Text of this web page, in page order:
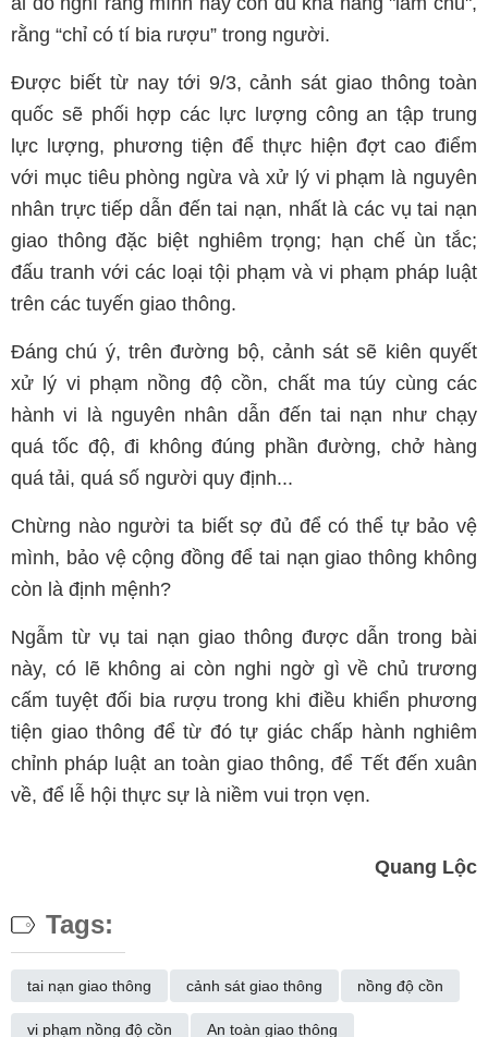
rằng “chỉ có tí bia rượu” trong người.
Được biết từ nay tới 9/3, cảnh sát giao thông toàn
quốc sẽ phối hợp các lực lượng công an tập trung
lực lượng, phương tiện để thực hiện đợt cao điểm
với mục tiêu phòng ngừa và xử lý vi phạm là nguyên
nhân trực tiếp dẫn đến tai nạn, nhất là các vụ tai nạn
giao thông đặc biệt nghiêm trọng; hạn chế ùn tắc;
đấu tranh với các loại tội phạm và vi phạm pháp luật
trên các tuyến giao thông.
Đáng chú ý, trên đường bộ, cảnh sát sẽ kiên quyết
xử lý vi phạm nồng độ cồn, chất ma túy cùng các
hành vi là nguyên nhân dẫn đến tai nạn như chạy
quá tốc độ, đi không đúng phần đường, chở hàng
quá tải, quá số người quy định...
Chừng nào người ta biết sợ đủ để có thể tự bảo vệ
mình, bảo vệ cộng đồng để tai nạn giao thông không
còn là định mệnh?
Ngẫm từ vụ tai nạn giao thông được dẫn trong bài
này, có lẽ không ai còn nghi ngờ gì về chủ trương
cấm tuyệt đối bia rượu trong khi điều khiển phương
tiện giao thông để từ đó tự giác chấp hành nghiêm
chỉnh pháp luật an toàn giao thông, để Tết đến xuân
về, để lễ hội thực sự là niềm vui trọn vẹn.
Quang Lộc
Tags:
tai nạn giao thông cảnh sát giao thông nồng độ cồn
vi phạm nồng độ cồn An toàn giao thông